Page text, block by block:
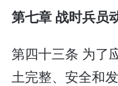
第七章 战时兵员
第四十三条 为了
土完整、安全和